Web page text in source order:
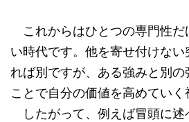
これからはひとつの専門性だ
い時代です。他を寄せ付けな
れば別ですが、ある強みと別
ことで自分の価値を高めていく
したがって、例えば冒頭に述